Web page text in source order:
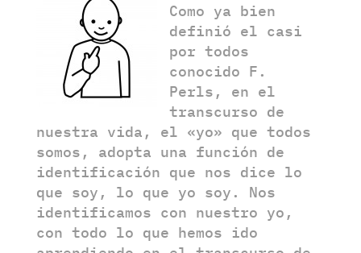
Como ya bien
definió el casi
por todos
conocido F.
Perls, en el
transcurso de
nuestra vida, el «yo» que todos
somos, adopta una función de
identificación que nos dice lo
que soy, lo que yo soy. Nos
identificamos con nuestro yo,
con todo lo que hemos ido